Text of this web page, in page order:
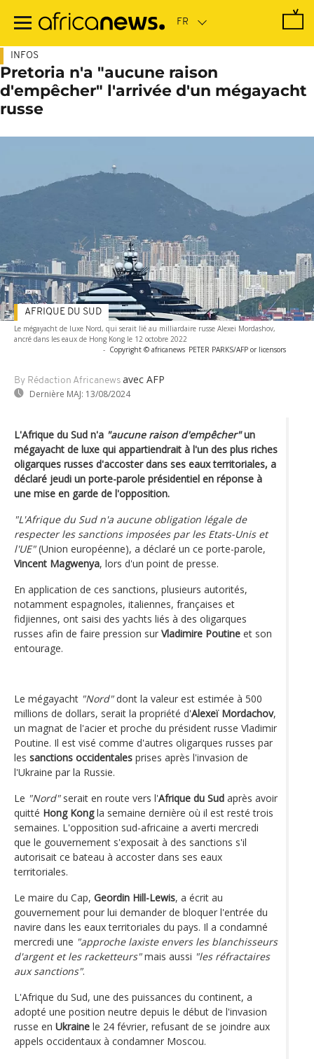
contenu
INFOS
Pretoria n'a "aucune raison
d'empêcher" l'arrivée d'un mégayacht
russe
Le mégayacht de luxe Nord, qui serait lié au milliardaire russe Alexei Mordashov,
ancré dans les eaux de Hong Kong le 12 octobre 2022
- Copyright © africanews PETER PARKS/AFP or licensors
By Rédaction Africanews avec AFP
Dernière MAJ: 13/08/2024
AFRIQUE DU SUD
L'Afrique du Sud n'a "aucune raison d'empêcher"un
mégayacht de luxe qui appartiendrait à l'un des plus riches
oligarques russes d'accoster dans ses eaux territoriales, a
déclaré jeudi un porte-parole présidentiel en réponse à
une mise en garde de l'opposition.
"L'Afrique du Sud n'a aucune obligation légale de
respecter les sanctions imposées par les Etats-Unis et
l'UE"(Union européenne), a déclaré un ce porte-parole,
Vincent Magwenya, lors d'un point de presse.
En application de ces sanctions, plusieurs autorités,
notamment espagnoles, italiennes, françaises et
fidjiennes, ont saisi des yachts liés à des oligarques
russes afin de faire pression sur Vladimire Poutine et son
entourage.
Le mégayacht "Nord"dont la valeur est estimée à 500
millions de dollars, serait la propriété d'Alexeï Mordachov,
un magnat de l'acier et proche du président russe Vladimir
Poutine. Il est visé comme d'autres oligarques russes par
les sanctions occidentales prises après l'invasion de
l'Ukraine par la Russie.
Le "Nord"serait en route vers l'Afrique du Sud après avoir
quitté Hong Kongla semaine dernière où il est resté trois
semaines. L'opposition sud-africaine a averti mercredi
que le gouvernement s'exposait à des sanctions s'il
autorisait ce bateau à accoster dans ses eaux
territoriales.
Le maire du Cap, Geordin Hill-Lewis, a écrit au
gouvernement pour lui demander de bloquer l'entrée du
navire dans les eaux territoriales du pays. Il a condamné
mercredi une "approche laxiste envers les blanchisseurs
d'argent et les racketteurs"mais aussi "les réfractaires
aux sanctions".
L'Afrique du Sud, une des puissances du continent, a
adopté une position neutre depuis le début de l'invasion
russe en Ukraine le 24 février, refusant de se joindre aux
appels occidentaux à condamner Moscou.